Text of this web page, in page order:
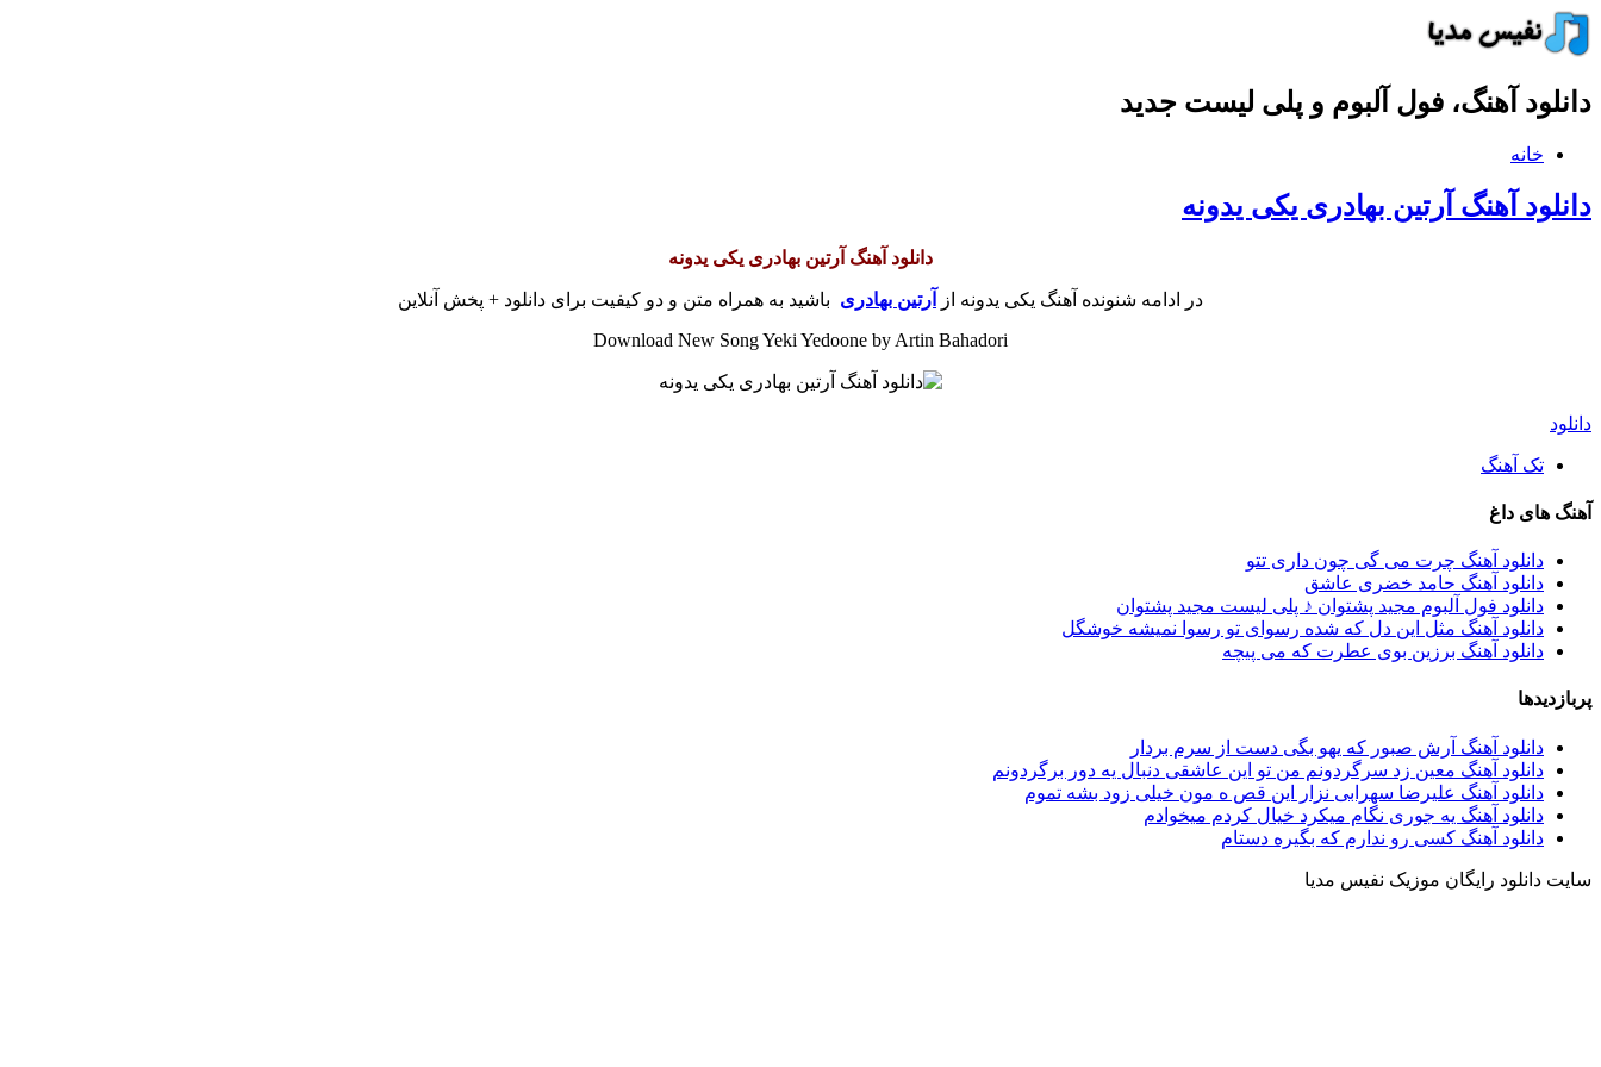
دانلود آهنگ، فول آلبوم و پلی لیست جدید
خانه
دانلود آهنگ آرتین بهادری یکی یدونه
دانلود آهنگ آرتین بهادری یکی یدونه
در ادامه شنونده آهنگ یکی یدونه از آرتین بهادری باشید به همراه متن و دو کیفیت برای دانلود + پخش آنلاین
Download New Song Yeki Yedoone by Artin Bahadori
دانلود
تک آهنگ
آهنگ های داغ
دانلود آهنگ چرت می گی چون داری تتو
دانلود آهنگ حامد خضری عاشق
دانلود فول آلبوم مجید پشتوان ♪ پلی لیست مجید پشتوان
دانلود آهنگ مثل این دل که شده رسوای تو رسوا نمیشه خوشگل
دانلود آهنگ برزین بوی عطرت که می پیچه
پربازدیدها
دانلود آهنگ آرش صبور که یهو بگی دست از سرم بردار
دانلود آهنگ معین زد سرگردونم من تو این عاشقی دنبال یه دور برگردونم
دانلود آهنگ علیرضا سهرابی نزار این قص ه مون خیلی زود بشه تموم
دانلود آهنگ یه جوری نگام میکرد خیال کردم میخوادم
دانلود آهنگ کسی رو ندارم که بگیره دستام
سایت دانلود رایگان موزیک نفیس مدیا